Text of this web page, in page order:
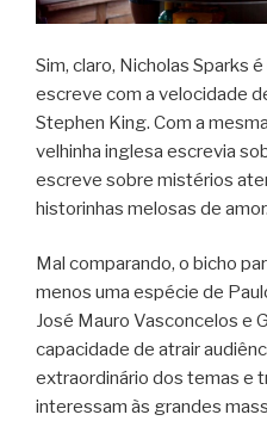
Sim, claro, Nicholas Sparks
escreve com a velocidade
Stephen King. Com a
velhinha inglesa escrevia
escreve sobre mistérios
historinhas melosas de amor.
Mal comparando, o bicho
menos uma espécie de
José Mauro Vasconcelos e
capacidade de atrair
extraordinário dos temas e
interessam às grandes